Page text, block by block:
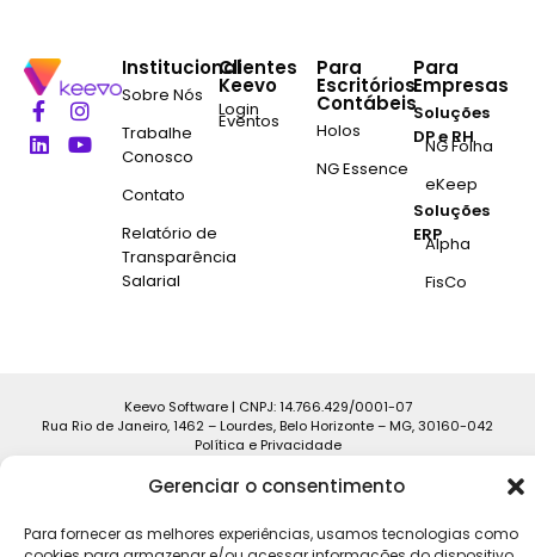
Gerenciar o consentimento
Para fornecer as melhores experiências, usamos tecnologias como
Institucional
Sobre Nós
Trabalhe
Conosco
Contato
Relatório de
Transparência
Salarial
Clientes
Keevo
Login
Eventos
Para
Escritórios
Contábeis
Holos
NG Essence
Para
Empresas
Soluções
DP e RH
NG Folha
eKeep
Soluções
ERP
Alpha
FisCo
Keevo Software | CNPJ: 14.766.429/0001-07
Rua Rio de Janeiro, 1462 – Lourdes, Belo Horizonte – MG, 30160-042
Política e Privacidade